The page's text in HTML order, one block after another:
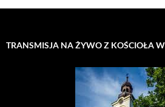
TRANSMISJA NA ŻYWO Z KOŚCIOŁA